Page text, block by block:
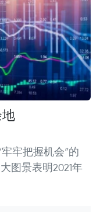
牢把握机会”的
图景表明2021年